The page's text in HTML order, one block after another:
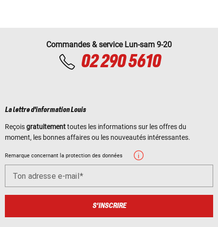
Commandes & service Lun-sam 9-20
02 290 5610
La lettre d'information Louis
Reçoisgratuitementtoutes les informations sur les offres du
moment, les bonnes affaires ou les nouveautés intéressantes.
Remarque concernant la protection des données
Ton adresse e-mail
S'INSCRIRE